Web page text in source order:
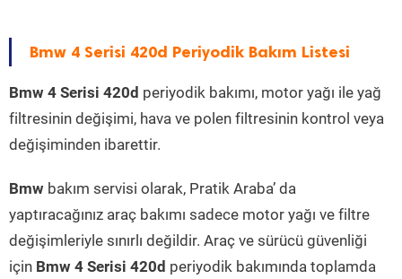
Bmw 4 Serisi 420d Periyodik Bakım Listesi
Bmw 4 Serisi 420d periyodik bakımı, motor yağı ile yağ
filtresinin değişimi, hava ve polen filtresinin kontrol veya
değişiminden ibarettir.
Bmw bakım servisi olarak, Pratik Araba’ da
yaptıracağınız araç bakımı sadece motor yağı ve filtre
değişimleriyle sınırlı değildir. Araç ve sürücü güvenliği
için Bmw 4 Serisi 420d periyodik bakımında toplamda